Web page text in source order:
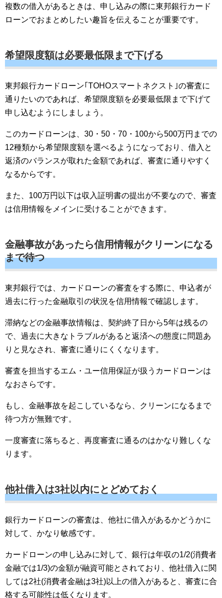
複数の借入があるときは、申し込みの際に東邦銀行カード
ローンでおまとめしたい趣旨を伝えることが重要です。
希望限度額は必要最低限まで下げる
東邦銀行カードローン｢TOHOスマートネクスト｣の審査に
通りたいのであれば、希望限度額を必要最低限まで下げて
申し込むようにしましょう。
このカードローンは、30・50・70・100から500万円までの
12種類から希望限度額を選べるようになっており、借入と
返済のバランスが取れた金額であれば、審査に通りやすく
なるからです。
また、100万円以下は収入証明書の提出が不要なので、審査
は信用情報をメインに受けることができます。
金融事故があったら信用情報がクリーンになる
まで待つ
東邦銀行では、カードローンの審査をする際に、申込者が
過去に行った金融取引の状況を信用情報で確認します。
滞納などの金融事故情報は、契約終了日から5年は残るの
で、過去に大きなトラブルがあると返済への態度に問題あ
りと見なされ、審査に通りにくくなります。
審査を担当するエム・ユー信用保証が扱うカードローンは
なおさらです。
もし、金融事故を起こしているなら、クリーンになるまで
待つ方が無難です。
一度審査に落ちると、再度審査に通るのはかなり難しくな
ります。
他社借入は3社以内にとどめておく
銀行カードローンの審査は、他社に借入があるかどうかに
対して、かなり敏感です。
カードローンの申し込みに対して、銀行は年収の1/2(消費者
金融では1/3)の金額が融資可能とされており、他社借入に関
しては2社(消費者金融は3社)以上の借入があると、審査に合
格する可能性は低くなります。